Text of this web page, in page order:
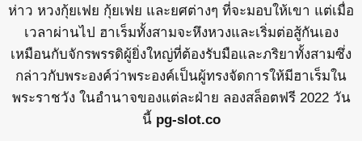
ห่าว หวงกุ้ยเฟย กุ้ยเฟย และยศต่างๆ ที่จะมอบให้เขา แต่เมื่อ
เวลาผ่านไป ฮาเร็มทั้งสามจะหึงหวงและเริ่มต่อสู้กันเอง
เหมือนกับจักรพรรดิผู้ยิ่งใหญ่ที่ต้องรับมือและภริยาทั้งสามซึ่ง
กล่าวกับพระองค์ว่าพระองค์เป็นผู้ทรงจัดการให้มีฮาเร็มใน
พระราชวัง ในอำนาจของแต่ละฝ่าย ลองสล็อตฟรี 2022 วัน
นี้ pg-slot.co